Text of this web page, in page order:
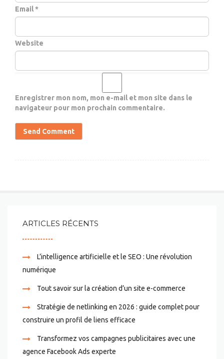
Email *
Website
Enregistrer mon nom, mon e-mail et mon site dans le
navigateur pour mon prochain commentaire.
ARTICLES RÉCENTS
L’intelligence artificielle et le SEO : Une révolution
numérique
Tout savoir sur la création d’un site e-commerce
Stratégie de netlinking en 2026 : guide complet pour
construire un profil de liens efficace
Transformez vos campagnes publicitaires avec une
agence Facebook Ads experte